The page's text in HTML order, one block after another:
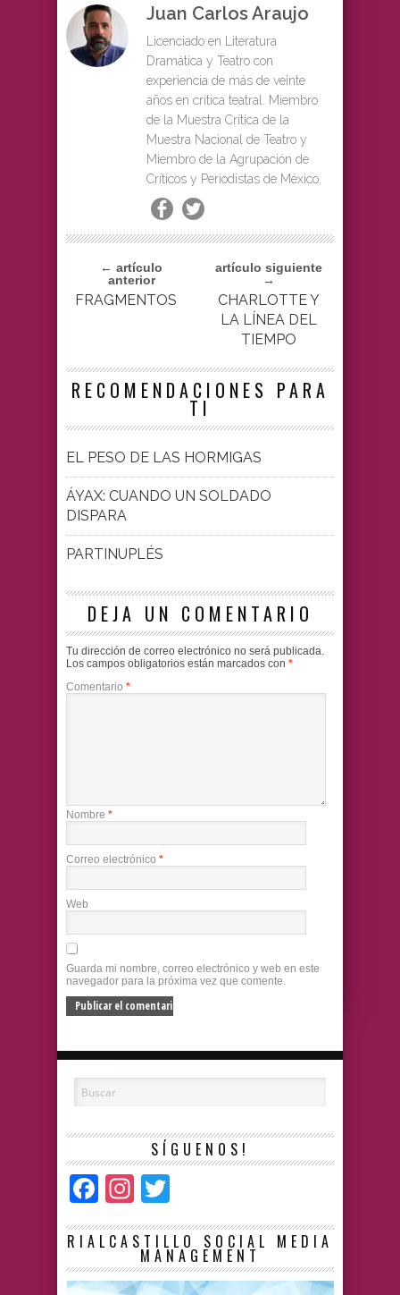
Juan Carlos Araujo
Licenciado en Literatura
Dramática y Teatro con
experiencia de más de veinte
años en crítica teatral. Miembro
de la Muestra Crítica de la
Muestra Nacional de Teatro y
Miembro de la Agrupación de
Críticos y Periodistas de México.
← artículo
anterior
FRAGMENTOS
artículo siguiente
→
CHARLOTTE Y
LA LÍNEA DEL
TIEMPO
RECOMENDACIONES PARA
TI
EL PESO DE LAS HORMIGAS
ÁYAX: CUANDO UN SOLDADO
DISPARA
PARTINUPLÉS
DEJA UN COMENTARIO
Tu dirección de correo electrónico no será publicada.
Los campos obligatorios están marcados con *
Comentario *
Nombre *
Correo electrónico *
Web
Guarda mi nombre, correo electrónico y web en este
navegador para la próxima vez que comente.
SÍGUENOS!
Facebook
Instagram
RIALCASTILLO SOCIAL MEDIA
MANAGEMENT